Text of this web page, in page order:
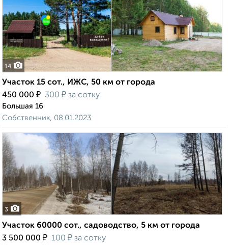
14
Участок 15 сот., ИЖС, 50 км от города
450 000 ₽ 300 ₽ за сотку
Большая 16
Собственник, 08.01.2023
3
Участок 60000 сот., садоводство, 5 км от города
3 500 000 ₽ 100 ₽ за сотку